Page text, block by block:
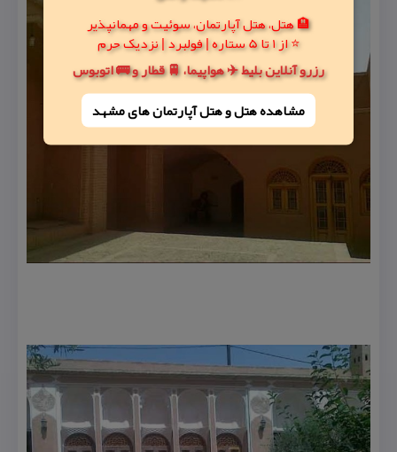
🏨 هتل، هتل آپارتمان، سوئیت و مهمانپذیر
⭐ از 1 تا 5 ستاره | فولبرد | نزدیک حرم
رزرو آنلاین بلیط ✈️ هواپیما، 🚆 قطار و 🚌 اتوبوس
مشاهده هتل و هتل‌ آپارتمان های مشهد